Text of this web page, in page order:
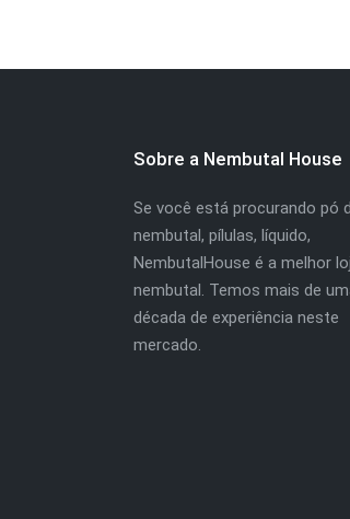
Sobre a Nembutal House
Se você está procurando pó
nembutal, pílulas, líquido,
NembutalHouse é a melhor
nembutal. Temos mais de
década de experiência neste
mercado.